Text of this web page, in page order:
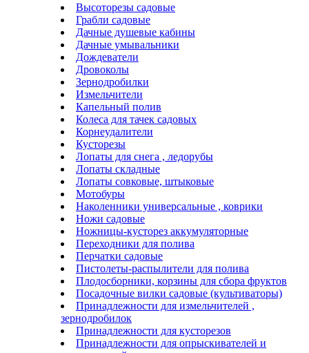
Высоторезы садовые
Грабли садовые
Дачные душевые кабины
Дачные умывальники
Дождеватели
Дровоколы
Зернодробилки
Измельчители
Капельный полив
Колеса для тачек садовых
Корнеудалители
Кусторезы
Лопаты для снега , ледорубы
Лопаты складные
Лопаты совковые, штыковые
Мотобуры
Наколенники универсальные , коврики
Ножи садовые
Ножницы-кусторез аккумуляторные
Переходники для полива
Перчатки садовые
Пистолеты-распылители для полива
Плодосборники, корзины для сбора фруктов
Посадочные вилки садовые (культиваторы)
Принадлежности для измельчителей ,
зернодробилок
Принадлежности для кусторезов
Принадлежности для опрыскивателей и